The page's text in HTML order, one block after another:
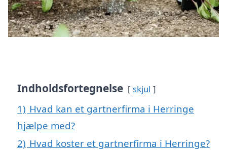
Indholdsfortegnelse skjul
1) Hvad kan et gartnerfirma i Herringe
hjælpe med?
2) Hvad koster et gartnerfirma i Herringe?